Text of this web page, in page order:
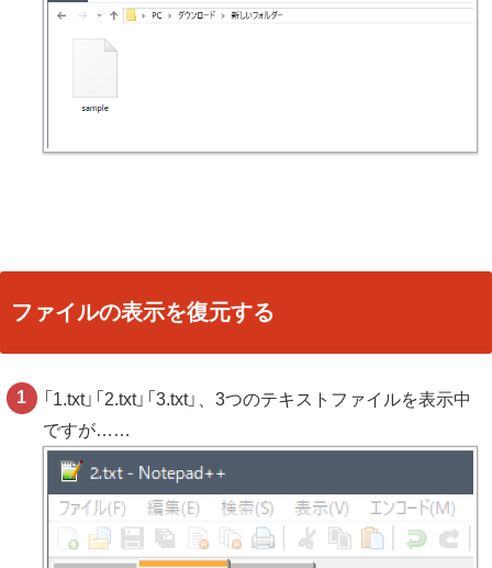
ファイルの表示を復元する
「1.txt」「2.txt」「3.txt」、3つのテキストファイルを表示中
ですが……